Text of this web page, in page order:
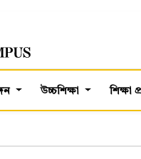
উচ্চশিক্ষা শিক্ষা